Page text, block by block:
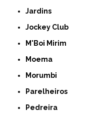
Jardins
Jockey Club
M'Boi Mirim
Moema
Morumbi
Parelheiros
Pedreira